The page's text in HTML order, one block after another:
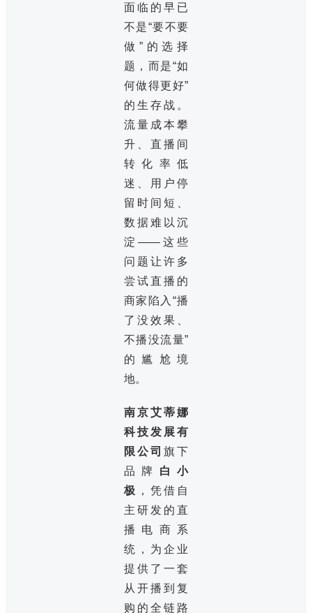
面临的早已
不是“要不要
做”的选择
题，而是“如
何做得更好”
的生存战。
流量成本攀
升、直播间
转化率低
迷、用户停
留时间短、
数据难以沉
淀——这些
问题让许多
尝试直播的
商家陷入“播
了没效果、
不播没流量”
的尴尬境
地。
南京艾蒂娜
科技发展有
限公司 旗下
品牌 白小
极
，凭借自
主研发的直
播电商系
统，为企业
提供了一套
从开播到复
购的全链路